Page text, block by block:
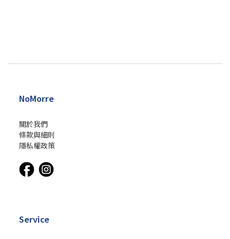
NoMorre
關於我們
條款與細則
隱私權政策
Service